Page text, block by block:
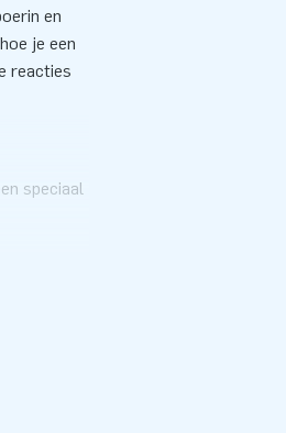
en
je een
reacties
speciaal
Deze